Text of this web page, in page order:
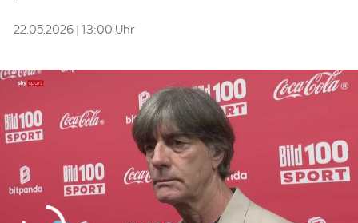
22.05.2026 | 13:00 Uhr